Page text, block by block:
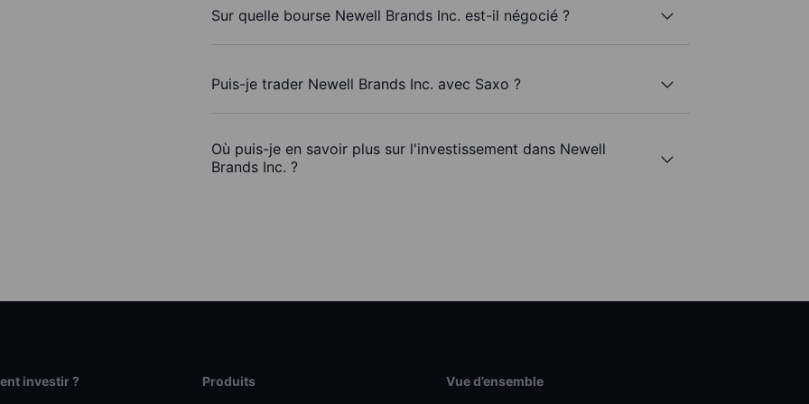
Sur quelle bourse Newell Brands Inc. est-il négocié ?
Puis-je trader Newell Brands Inc. avec Saxo ?
Où puis-je en savoir plus sur l'investissement dans Newell
Brands Inc. ?
investir ? Produits Vue d’ensemble